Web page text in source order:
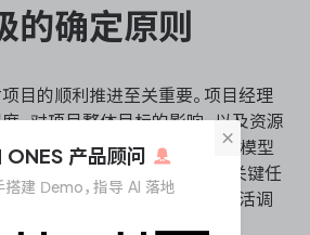
的确定原则
目的顺利推进至关重要。项目经理
、对项目整体目标的影响，以及资源
优先级。通常，可以使用Kano模型
估和确定任务的优先级，确保关键任
要任务则可以根据资源情况灵活调
×
ONES 产品顾问
搭建 Demo，指导 AI 落地